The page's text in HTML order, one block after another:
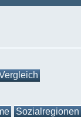
Sozialregionen